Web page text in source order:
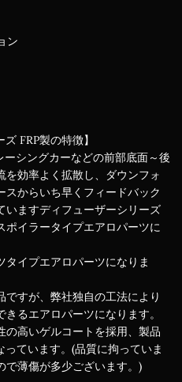
ン
FRP製の特徴】
シングカーなどの前部底面～後
効率よく拡散し、ダウンフォ
からいち早くフィードバック
いますディフューザーシリーズ
ポイラータイプエアロパーツに
タイプエアロパーツになりま
ですが、弊社独自の工法により
るエアロパーツになります。
の高いゲルコートを採用、製品
ています。(品質に拘っていま
で薄傷が多少ございます。)